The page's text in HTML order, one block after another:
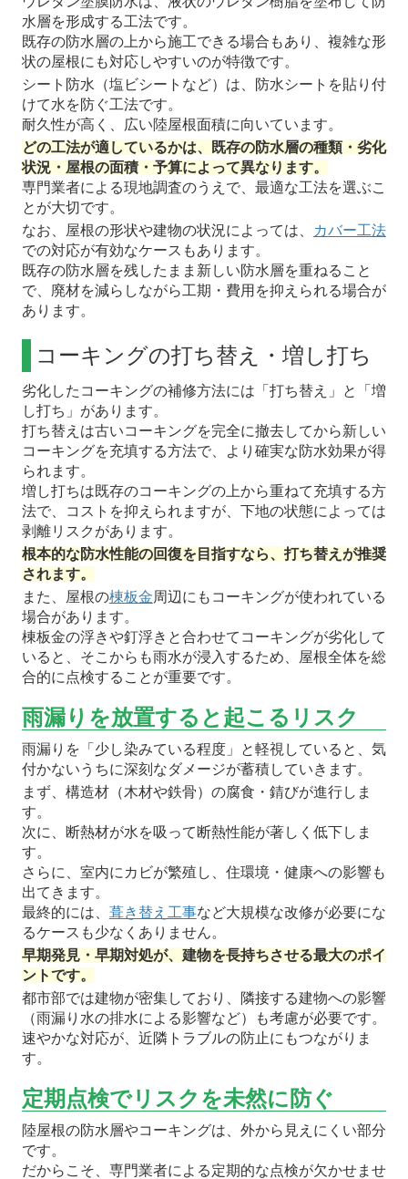
水層を形成する工法です。
既存の防水層の上から施工できる場合もあり、複雑な形
状の屋根にも対応しやすいのが特徴です。
シート防水（塩ビシートなど）は、防水シートを貼り付
けて水を防ぐ工法です。
耐久性が高く、広い陸屋根面積に向いています。
どの工法が適しているかは、既存の防水層の種類・劣化
状況・屋根の面積・予算によって異なります。
専門業者による現地調査のうえで、最適な工法を選ぶこ
とが大切です。
なお、屋根の形状や建物の状況によっては、
カバー工法
での対応が有効なケースもあります。
既存の防水層を残したまま新しい防水層を重ねること
で、廃材を減らしながら工期・費用を抑えられる場合が
あります。
コーキングの打ち替え・増し打ち
劣化したコーキングの補修方法には「打ち替え」と「増
し打ち」があります。
打ち替えは古いコーキングを完全に撤去してから新しい
コーキングを充填する方法で、より確実な防水効果が得
られます。
増し打ちは既存のコーキングの上から重ねて充填する方
法で、コストを抑えられますが、下地の状態によっては
剥離リスクがあります。
根本的な防水性能の回復を目指すなら、打ち替えが推奨
されます。
また、屋根の棟板金周辺にもコーキングが使われている
場合があります。
棟板金の浮きや釘浮きと合わせてコーキングが劣化して
いると、そこからも雨水が浸入するため、屋根全体を総
合的に点検することが重要です。
雨漏りを放置すると起こるリスク
雨漏りを「少し染みている程度」と軽視していると、気
付かないうちに深刻なダメージが蓄積していきます。
まず、構造材（木材や鉄骨）の腐食・錆びが進行しま
す。
次に、断熱材が水を吸って断熱性能が著しく低下しま
す。
さらに、室内にカビが繁殖し、住環境・健康への影響も
出てきます。
最終的には、 葺き替え工事など大規模な改修が必要にな
るケースも少なくありません。
早期発見・早期対処が、建物を長持ちさせる最大のポイ
ントです。
都市部では建物が密集しており、隣接する建物への影響
（雨漏り水の排水による影響など）も考慮が必要です。
速やかな対応が、近隣トラブルの防止にもつながりま
す。
定期点検でリスクを未然に防ぐ
陸屋根の防水層やコーキングは、外から見えにくい部分
です。
だからこそ、専門業者による定期的な点検が欠かせませ